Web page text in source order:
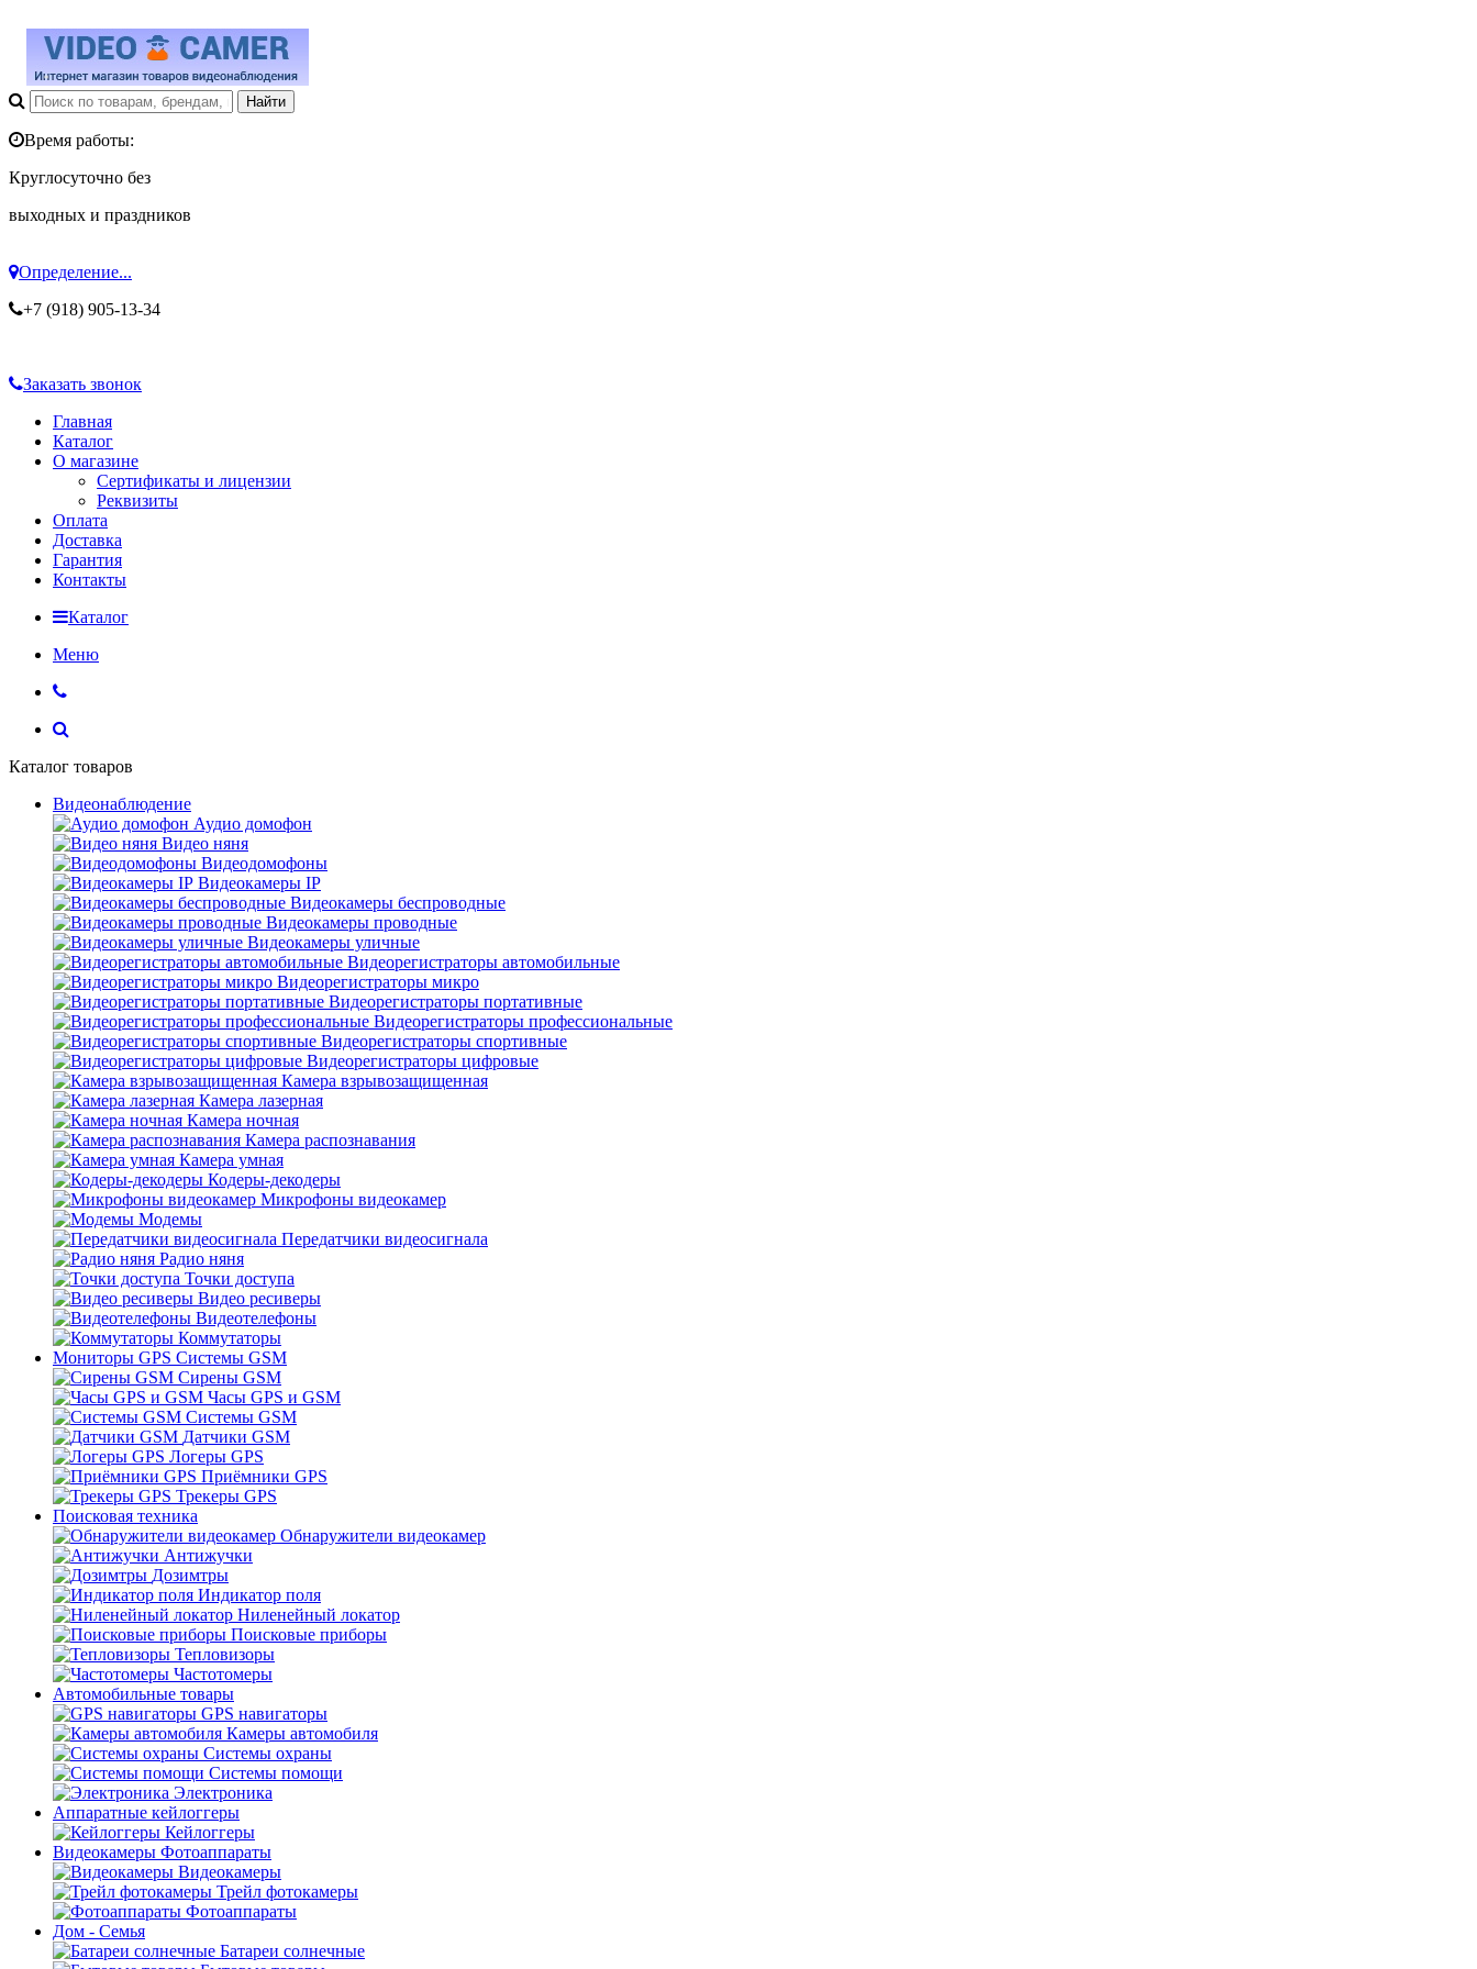
Время работы:
Круглосуточно без
выходных и праздников
Определение...
+7 (918) 905-13-34
Заказать звонок
Главная
Каталог
О магазине
Сертификаты и лицензии
Реквизиты
Оплата
Доставка
Гарантия
Контакты
Каталог
Меню
Каталог товаров
Видеонаблюдение
Аудио домофон
Видео няня
Видеодомофоны
Видеокамеры IP
Видеокамеры беспроводные
Видеокамеры проводные
Видеокамеры уличные
Видеорегистраторы автомобильные
Видеорегистраторы микро
Видеорегистраторы портативные
Видеорегистраторы профессиональные
Видеорегистраторы спортивные
Видеорегистраторы цифровые
Камера взрывозащищенная
Камера лазерная
Камера ночная
Камера распознавания
Камера умная
Кодеры-декодеры
Микрофоны видеокамер
Модемы
Передатчики видеосигнала
Радио няня
Точки доступа
Видео ресиверы
Видеотелефоны
Коммутаторы
Мониторы GPS Системы GSM
Сирены GSM
Часы GPS и GSM
Системы GSM
Датчики GSM
Логеры GPS
Приёмники GPS
Трекеры GPS
Поисковая техника
Обнаружители видеокамер
Антижучки
Дозимтры
Индикатор поля
Ниленейный локатор
Поисковые приборы
Тепловизоры
Частотомеры
Автомобильные товары
GPS навигаторы
Камеры автомобиля
Системы охраны
Системы помощи
Электроника
Аппаратные кейлоггеры
Кейлоггеры
Видеокамеры Фотоаппараты
Видеокамеры
Трейл фотокамеры
Фотоаппараты
Дом - Семья
Батареи солнечные